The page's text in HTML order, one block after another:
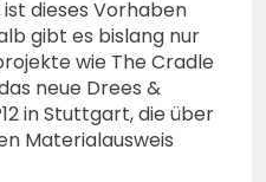
dieses Vorhaben
gibt es bislang nur
wie The Cradle
neue Drees &
in Stuttgart, die über
Materialausweis